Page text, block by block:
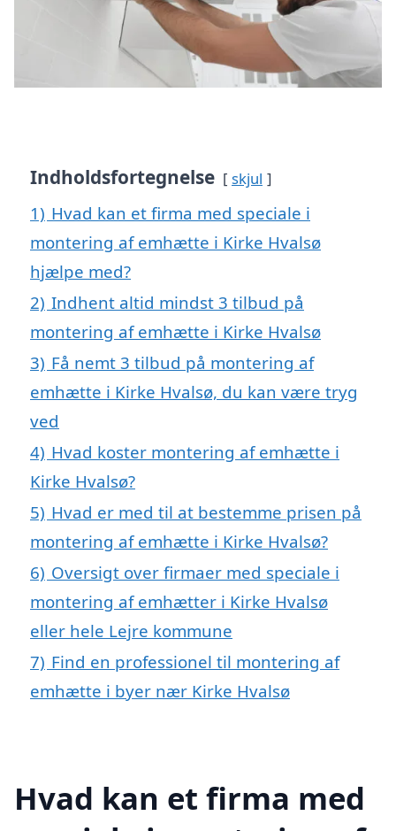
Indholdsfortegnelse skjul
1) Hvad kan et firma med speciale i
montering af emhætte i Kirke Hvalsø
hjælpe med?
2) Indhent altid mindst 3 tilbud på
montering af emhætte i Kirke Hvalsø
3) Få nemt 3 tilbud på montering af
emhætte i Kirke Hvalsø, du kan være tryg
ved
4) Hvad koster montering af emhætte i
Kirke Hvalsø?
5) Hvad er med til at bestemme prisen på
montering af emhætte i Kirke Hvalsø?
6) Oversigt over firmaer med speciale i
montering af emhætter i Kirke Hvalsø
eller hele Lejre kommune
7) Find en professionel til montering af
emhætte i byer nær Kirke Hvalsø
Hvad kan et firma med